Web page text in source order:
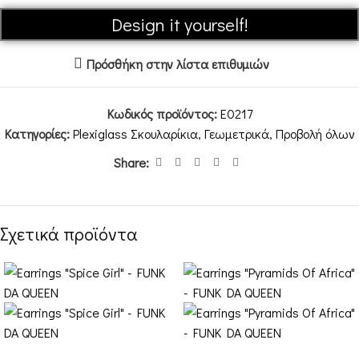
Design it yourself!
Πρόσθήκη στην λίστα επιθυμιών
Κωδικός προϊόντος:E0217
Κατηγορίες: Plexiglass Σκουλαρίκια, Γεωμετρικά, Προβολή όλων
Share:
Σχετικά προϊόντα